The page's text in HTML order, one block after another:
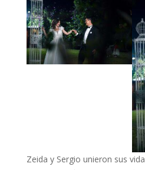
Zeida y Sergio unieron sus